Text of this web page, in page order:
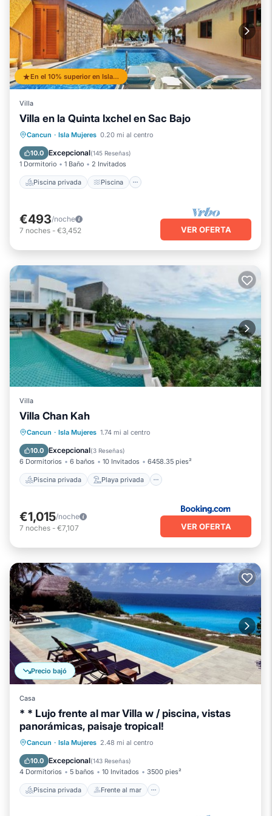
En el 10% superior en Isla Mujeres
Villa
Villa en la Quinta Ixchel en Sac Bajo
Cancun · Isla Mujeres 0.20 mi al centro
10.0 Excepcional(145 Reseñas)
1 Dormitorio 1 Baño 2 Invitados
Piscina privada Piscina
Piscina privada
Piscina
Vista al mar
Balcón/Terraza
€493/noche
7 noches - €3,452 VER OFERTA
Villa
Villa Chan Kah
Cancun · Isla Mujeres 1.74 mi al centro
10.0 Excepcional(3 Reseñas)
6 Dormitorios 6 baños 10 Invitados 6458.35 pies²
Piscina privada Playa privada
Piscina privada
Playa privada
Frente al mar
€1,015/noche
7 noches - €7,107 VER OFERTA
Precio bajó
Casa
* * Lujo frente al mar Villa w / piscina, vistas
panorámicas, paisaje tropical!
Cancun · Isla Mujeres 2.48 mi al centro
10.0 Excepcional(143 Reseñas)
4 Dormitorios 5 baños 10 Invitados 3500 pies²
Piscina privada Frente al mar
Piscina privada
Frente al mar
Piscina
Vista al mar